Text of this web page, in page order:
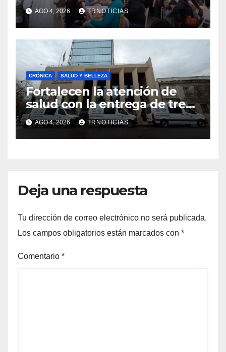
economía local con positivo
impacto en la hotelería y el
emprendimiento
AGO 4, 2026 TRNOTICIAS
CRÓNICA SALUD Y BELLEZA
Fortalecen la atención de
salud con la entrega de tres
nuevas ambulancias para
Cauquenes y Sagrada Familia
AGO 4, 2026 TRNOTICIAS
Deja una respuesta
Tu dirección de correo electrónico no será publicada.
Los campos obligatorios están marcados con *
Comentario *